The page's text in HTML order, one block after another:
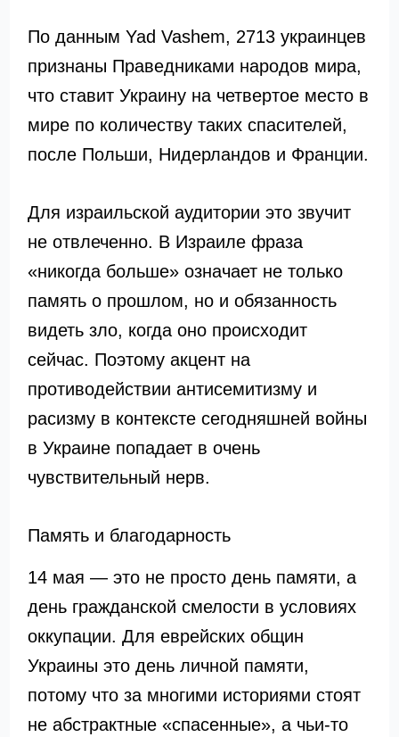
По данным Yad Vashem, 2713 украинцев
признаны Праведниками народов мира,
что ставит Украину на четвертое место в
мире по количеству таких спасителей,
после Польши, Нидерландов и Франции.
Для израильской аудитории это звучит
не отвлеченно. В Израиле фраза
«никогда больше» означает не только
память о прошлом, но и обязанность
видеть зло, когда оно происходит
сейчас. Поэтому акцент на
противодействии антисемитизму и
расизму в контексте сегодняшней войны
в Украине попадает в очень
чувствительный нерв.
Память и благодарность
14 мая — это не просто день памяти, а
день гражданской смелости в условиях
оккупации. Для еврейских общин
Украины это день личной памяти,
потому что за многими историями стоят
не абстрактные «спасенные», а чьи-то